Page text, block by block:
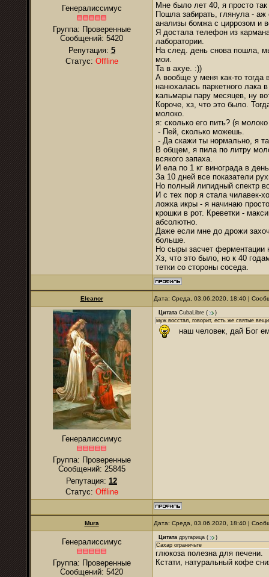
Генералиссимус
Группа: Проверенные
Сообщений: 5420
Репутация: 5
Статус: Offline
Мне было лет 40, я просто
Пошла забирать, глянула -
анализы бомжа с циррозом и
Я достала телефон из
лаборатории.
На след. день снова пошла,
мои.
Та в ахуе. :))
А вообще у меня как-то тогда
нанюхалась паркетного лака
кальмары пару месяцев, ну
Короче, хз, что это было.
молоко.
я: сколько его пить? (я
- Пей, сколько можешь.
- Да скажи ты нормально, я
В общем, я пила по литру
всякого запаха.
И ела по 1 кг винограда в
За 10 дней все показатели
Но полный липидный спектр
И с тех пор я стала чилавек-
ложка икры - я начинаю
крошки в рот. Креветки -
абсолютно.
Даже если мне до дрожи
больше.
Но сыры засчет ферментации
Хз, что это было, но к 40
тетки со стороны соседа.
Eleanor Дата: Среда, 03.06.2020, 18:40 |
Генералиссимус
Группа: Проверенные
Сообщений: 25845
Репутация: 12
Статус: Offline
Цитата CubaLibre (
)
муж восстал, говорит, есть же святые
наш человек, дай Бог
Mura Дата: Среда, 03.06.2020, 18:40 |
Генералиссимус
Группа: Проверенные
Сообщений: 5420
Цитата другарица (
)
Сахар ограничьте
глюкоза полезна для печени.
Кстати, натуральный кофе